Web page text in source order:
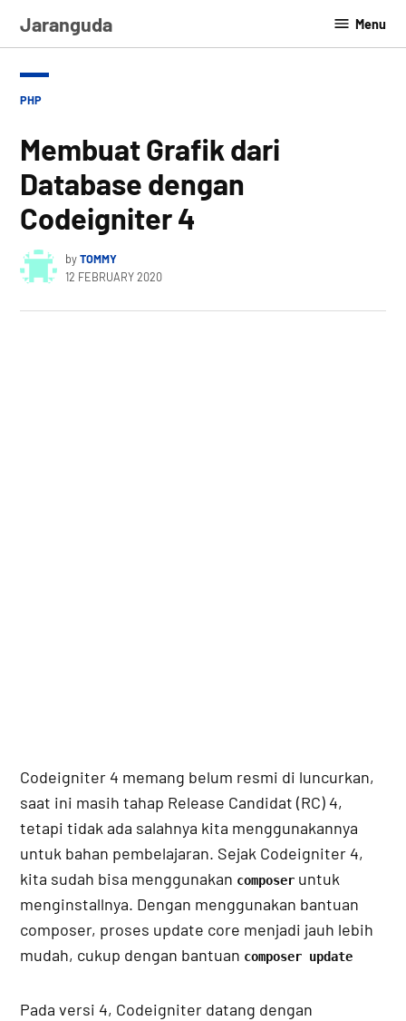
Jaranguda Menu
POSTED
PHP
Membuat Grafik dari
Database dengan
Codeigniter 4
byTOMMY
12 FEBRUARY 2020
Codeigniter 4 memang belum resmi di luncurkan,
saat ini masih tahap Release Candidat (RC) 4,
tetapi tidak ada salahnya kita menggunakannya
untuk bahan pembelajaran. Sejak Codeigniter 4,
kita sudah bisa menggunakan composer untuk
menginstallnya. Dengan menggunakan bantuan
composer, proses update core menjadi jauh lebih
mudah, cukup dengan bantuan composer update
Pada versi 4, Codeigniter datang dengan